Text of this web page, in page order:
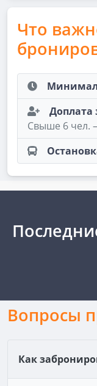
Что
Доплата
Свыше 6 чел.
Вопросы
Как